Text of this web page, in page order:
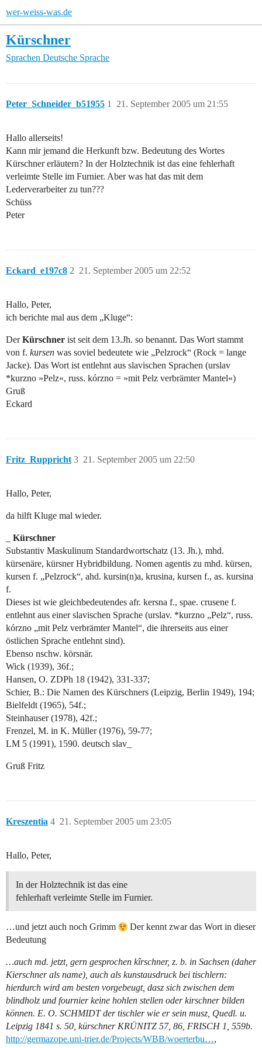
wer-weiss-was.de
Kürschner
Sprachen Deutsche Sprache
Peter_Schneider_b51955 21. September 2005 um 21:55
1
Hallo allerseits!
Kann mir jemand die Herkunft bzw. Bedeutung des Wortes
Kürschner erläutern? In der Holztechnik ist das eine fehlerhaft
verleimte Stelle im Furnier. Aber was hat das mit dem
Lederverarbeiter zu tun???
Schüss
Peter
Eckard_e197c8 21. September 2005 um 22:52
2
Hallo, Peter,
ich berichte mal aus dem „Kluge“:
DerKürschner ist seit dem 13.Jh. so benannt. Das Wort stammt
von f. kursen was soviel bedeutete wie „Pelzrock“ (Rock = lange
Jacke). Das Wort ist entlehnt aus slavischen Sprachen (urslav
*kurzno »Pelz«, russ. kórzno = »mit Pelz verbrämter Mantel«)
Gruß
Eckard
Fritz_Ruppricht 21. September 2005 um 22:50
3
Hallo, Peter,
da hilft Kluge mal wieder.
Kürschner
Substantiv Maskulinum Standardwortschatz (13. Jh.), mhd.
kürsenäre, kürsner Hybridbildung. Nomen agentis zu mhd. kürsen,
kursen f. „Pelzrock“, ahd. kursin(n)a, krusina, kursen f., as. kursina
f.
Dieses ist wie gleichbedeutendes afr. kersna f., spae. crusene f.
entlehnt aus einer slavischen Sprache (urslav. *kurzno „Pelz“, russ.
kórzno „mit Pelz verbrämter Mantel“, die ihrerseits aus einer
östlichen Sprache entlehnt sind).
Ebenso nschw. körsnär.
Wick (1939), 36f.;
Hansen, O. ZDPh 18 (1942), 331-337;
Schier, B.: Die Namen des Kürschners (Leipzig, Berlin 1949), 194;
Bielfeldt (1965), 54f.;
Steinhauser (1978), 42f.;
Frenzel, M. in K. Müller (1976), 59-77;
LM 5 (1991), 1590. deutsch slav_
Gruß Fritz
Kreszentia 21. September 2005 um 23:05
4
Hallo, Peter,
In der Holztechnik ist das eine
fehlerhaft verleimte Stelle im Furnier.
…und jetzt auch noch Grimm
Der kennt zwar das Wort in dieser
Bedeutung
…auch md. jetzt, gern gesprochen kîrschner, z. b. in Sachsen (daher
Kierschner als name), auch als kunstausdruck bei tischlern:
hierdurch wird am besten vorgebeugt, dasz sich zwischen dem
blindholz und fournier keine hohlen stellen oder kirschner bilden
können. E. O. SCHMIDT der tischler wie er sein musz, Quedl. u.
Leipzig 1841 s. 50, kürschner KRÜNITZ 57, 86, FRISCH 1, 559b.
http://germazope.uni-trier.de/Projects/WBB/woerterbu…,